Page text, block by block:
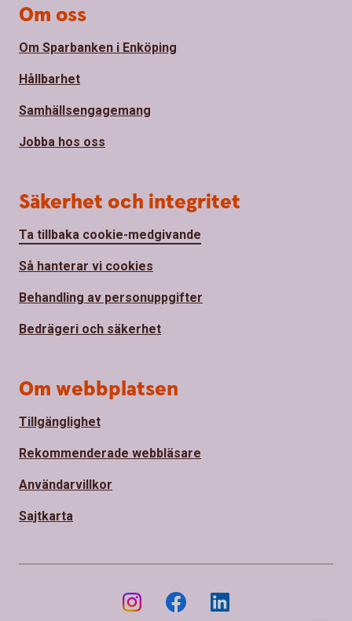
Om oss
Om Sparbanken i Enköping
Hållbarhet
Samhällsengagemang
Jobba hos oss
Säkerhet och integritet
Ta tillbaka cookie-medgivande
Så hanterar vi cookies
Behandling av personuppgifter
Bedrägeri och säkerhet
Om webbplatsen
Tillgänglighet
Rekommenderade webbläsare
Användarvillkor
Sajtkarta